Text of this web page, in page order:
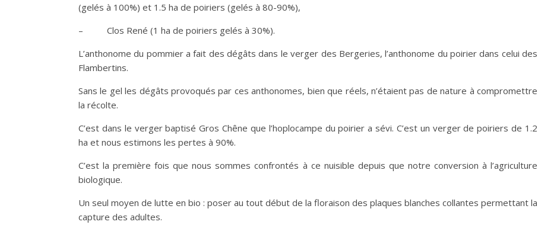
(gelés à 100%) et 1.5 ha de poiriers (gelés à 80-90%),
– Clos René (1 ha de poiriers gelés à 30%).
L’anthonome du pommier a fait des dégâts dans le verger des Bergeries, l’anthonome du poirier dans celui des
Flambertins.
Sans le gel les dégâts provoqués par ces anthonomes, bien que réels, n’étaient pas de nature à compromettre
la récolte.
C’est dans le verger baptisé Gros Chêne que l’hoplocampe du poirier a sévi. C’est un verger de poiriers de 1.2
ha et nous estimons les pertes à 90%.
C’est la première fois que nous sommes confrontés à ce nuisible depuis que notre conversion à l’agriculture
biologique.
Un seul moyen de lutte en bio : poser au tout début de la floraison des plaques blanches collantes permettant la
capture des adultes.